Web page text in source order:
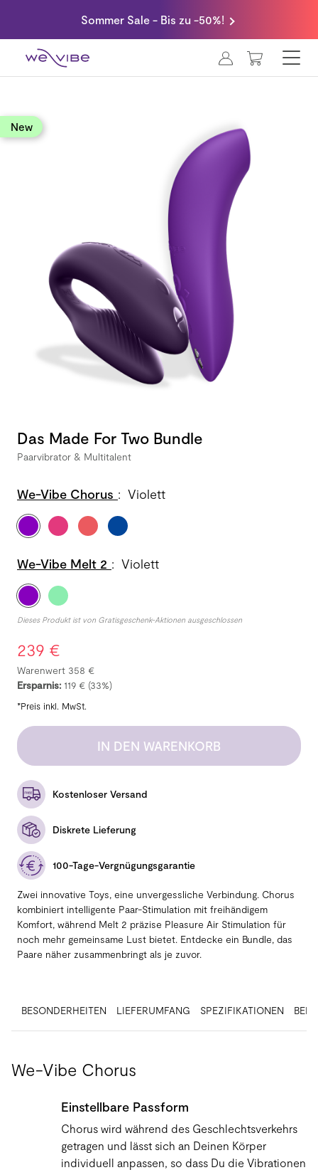
Sommer Sale - Bis zu -50%!
MEIN
new
Das Made For Two Bundle
Paarvibrator & Multitalent
Zwei innovative Toys, eine unvergessliche Verbindung. Chorus
kombiniert intelligente Paar-Stimulation mit freihändigem
Komfort, während Melt 2 präzise Pleasure Air Stimulation für
noch mehr gemeinsame Lust bietet. Entdecke ein Bundle, das
Paare näher zusammenbringt als je zuvor.
We-Vibe Chorus : Violett
We-Vibe Melt 2 : Violett
Dieses Produkt ist von Gratisgeschenk-Aktionen ausgeschlossen
239 €
Warenwert 358 €
Ersparnis: 119 € (33%)
*Preis inkl. MwSt.
IN DEN WARENKORB
Kostenloser Versand
Diskrete Lieferung
100-Tage-Vergnügungsgarantie
BESONDERHEITEN LIEFERUMFANG SPEZIFIKATIONEN
We-Vibe Chorus
Einstellbare Passform
Chorus wird während des Geschlechtsverkehrs
getragen und lässt sich an Deinen Körper
individuell anpassen, so dass Du die Vibrationen